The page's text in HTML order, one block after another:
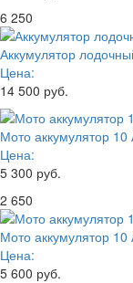
6 250
Аккумулятор
Цена:
14 500 руб.
Мото аккумулятор
Цена:
5 300 руб.
2 650
Мото аккумулятор
Цена:
5 600 руб.